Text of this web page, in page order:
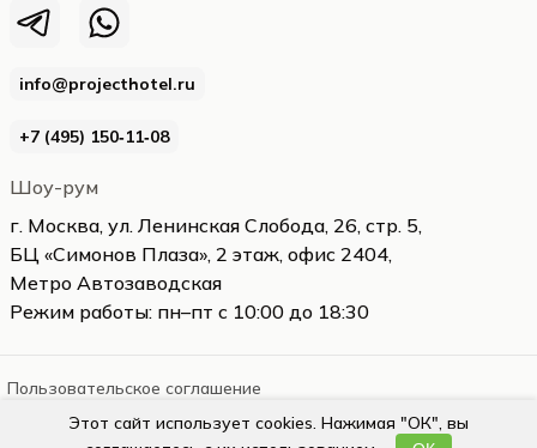
info@projecthotel.ru
+7 (495) 150‑11‑08
Шоу-рум
г. Москва, ул. Ленинская Слобода, 26, стр. 5,
БЦ «Симонов Плаза», 2 этаж, офис 2404,
Метро Автозаводская
Режим работы: пн–пт с 10:00 до 18:30
Пользовательское соглашение
Этот сайт использует cookies. Нажимая "ОК", вы